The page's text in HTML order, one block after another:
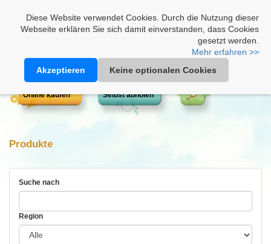
Diese Website verwendet Cookies. Durch die Nutzung dieser
Webseite erklären Sie sich damit einverstanden, dass Cookies
gesetzt werden.
Mehr erfahren >>
Akzeptieren
Keine optionalen Cookies
Online kaufen Selbst abholen
Produkte
Suche nach
Region